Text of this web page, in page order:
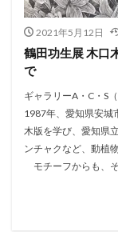
2021年5月12日
鶴田功生展 木口
で
ギャラリーA・C・
1987年、愛知県安城
木版を学び、愛知県
ンチャクなど、動植
モチーフからも、